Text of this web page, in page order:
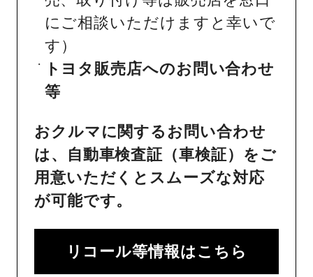
にご相談いただけますと幸いで
す）
トヨタ販売店へのお問い合わせ
等
おクルマに関するお問い合わせ
は、自動車検査証（車検証）をご
用意いただくとスムーズな対応
が可能です。
リコール等情報はこちら